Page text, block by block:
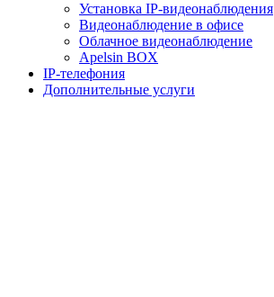
Установка IP-видеонаблюдения
Видеонаблюдение в офисе
Облачное видеонаблюдение
Apelsin BOX
IP-телефония
Дополнительные услуги